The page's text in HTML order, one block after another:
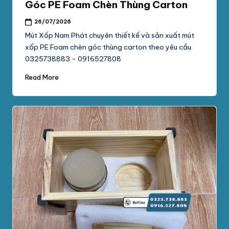
Góc PE Foam Chèn Thùng Carton
26/07/2026
Mút Xốp Nam Phát chuyên thiết kế và sản xuất mút
xốp PE Foam chèn góc thùng carton theo yêu cầu.
0325738883 - 0916527808
Read More